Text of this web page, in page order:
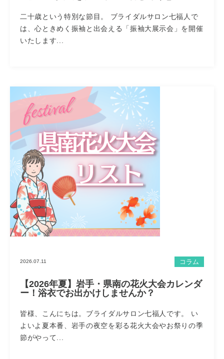
二十歳という特別な節目。 ブライダルサロン七福人で
は、心ときめく振袖と出会える「振袖大展示会」を開催
いたします...
2026.07.11 コラム
【2026年夏】岩手・県南の花火大会カレンダ
ー！浴衣でお出かけしませんか？
皆様、こんにちは。ブライダルサロン七福人です。 い
よいよ夏本番、岩手の夜空を彩る花火大会やお祭りの季
節がやって...